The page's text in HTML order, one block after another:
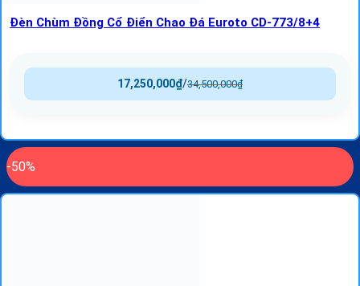
Đèn Chùm Đồng Cổ Điển Chao Đá Euroto CD-773/8+4
34,500,000₫
/
17,250,000₫
-50%